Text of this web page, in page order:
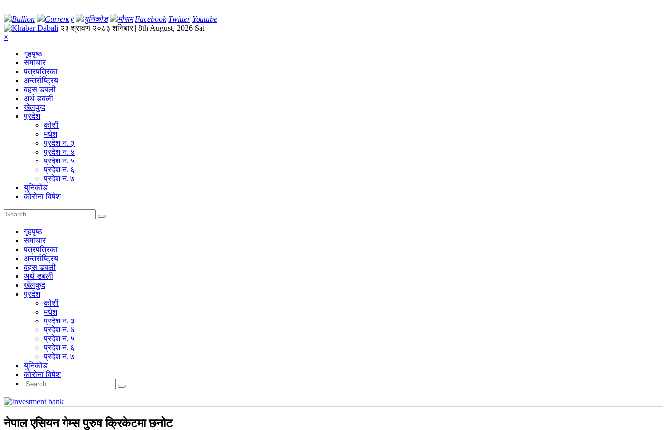
Bullion Currency युनिकोड मौसम Facebook Twitter Youtube
२३ श्रावण २०८३ शनिबार | 8th August, 2026 Sat
×
गृहपृष्‍ठ
समाचार
पत्रपत्रिका
अन्तर्राष्ट्रिय
बहस डबली
अर्थ डबली
खेलकुद
प्रदेश
कोशी
मधेश
प्रदेश न. ३
प्रदेश न. ४
प्रदेश न. ५
प्रदेश न. ६
प्रदेश न. ७
युनिकोड
कोरोना विषेश
गृहपृष्‍ठ
समाचार
पत्रपत्रिका
अन्तर्राष्ट्रिय
बहस डबली
अर्थ डबली
खेलकुद
प्रदेश
कोशी
मधेश
प्रदेश न. ३
प्रदेश न. ४
प्रदेश न. ५
प्रदेश न. ६
प्रदेश न. ७
युनिकोड
कोरोना विषेश
नेपाल एसियन गेम्स पुरुष क्रिकेटमा छनोट